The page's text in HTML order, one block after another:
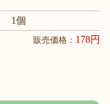
1個
販売価格： 178円